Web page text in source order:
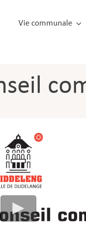
Vie communale